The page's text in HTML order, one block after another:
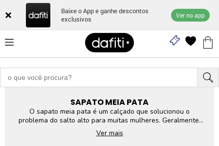
Baixe o App e ganhe descontos
exclusivos
Ver no app
SAPATO MEIA PATA
O sapato meia pata é um calçado que solucionou o
problema do salto alto para muitas mulheres. Geralmente,
os sapatos com salto apresentam uma dificuldade para as
mulheres se equilibrarem em cima, e também são cansativos
Ver mais